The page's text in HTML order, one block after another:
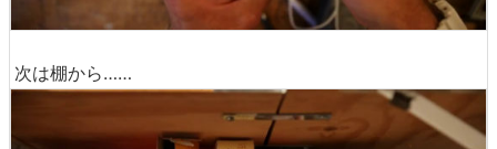
次は棚から……